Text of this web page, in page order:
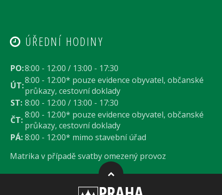
ÚŘEDNÍ HODINY
PO:8:00 - 12:00 / 13:00 - 17:30
ÚT:8:00 - 12:00* pouze evidence obyvatel, občanské
průkazy, cestovní doklady
ST: 8:00 - 12:00 / 13:00 - 17:30
ČT:8:00 - 12:00* pouze evidence obyvatel, občanské
průkazy, cestovní doklady
PÁ:8:00 - 12:00* mimo stavební úřad
Matrika v případě svatby omezený provoz